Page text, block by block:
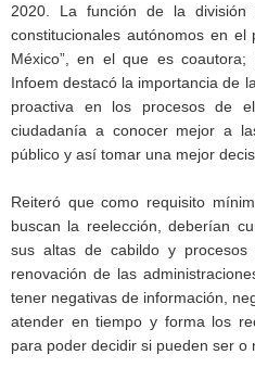
2020. La función de la
constitucionales autónomos en el
México”, en el que es coautora;
Infoem destacó la importancia de
proactiva en los procesos de
ciudadanía a conocer mejor a
público y así tomar una mejor
Reiteró que como requisito
buscan la reelección, deberían
sus altas de cabildo y
renovación de las
tener negativas de información,
atender en tiempo y forma los
para poder decidir si pueden ser o